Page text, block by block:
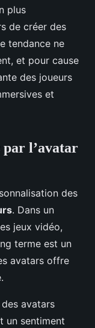
plus
de créer des
tendance ne
et pour cause
des joueurs
et
l’avatar
des
. Dans un
jeux vidéo,
terme est un
avatars offre
avatars
un sentiment